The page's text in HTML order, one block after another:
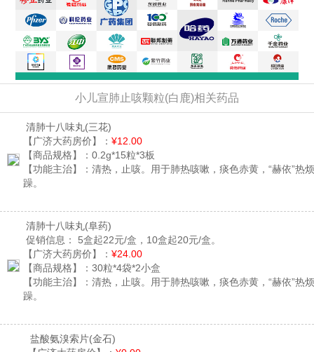
小儿宣肺止咳颗粒(白鹿)相关药品
清肺十八味丸(三花)
【广济大药房价】： ¥12.00
【商品规格】： 0.2g*15粒*3板
【功能主治】： 清热，止咳。用于肺热咳嗽，痰色赤黄，“赫依”热烦
躁。
清肺十八味丸(阜药)
促销信息：
5盒起22元/盒，10盒起20元/盒。
【广济大药房价】： ¥24.00
【商品规格】： 30粒*4袋*2小盒
【功能主治】： 清热，止咳。用于肺热咳嗽，痰色赤黄，“赫依”热烦
躁。
盐酸氨溴索片(金石)